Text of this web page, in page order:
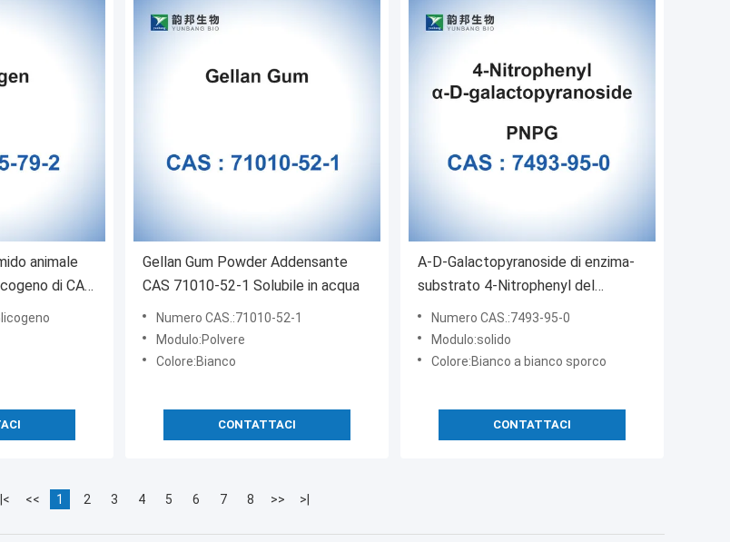
animale
di CAS
Gellan Gum Powder Addensante
CAS 71010-52-1 Solubile in acqua
Numero CAS.:71010-52-1
Modulo:Polvere
Colore:Bianco
CONTATTACI
Α-D-Galactopyranoside di enzima-
substrato 4-Nitrophenyl del
glicoside di CAS 7493-95-0
Numero CAS.:7493-95-0
Modulo:solido
Colore:Bianco a bianco sporco
CONTATTACI
|< << 1 2 3 4 5 6 7 8 >> >|